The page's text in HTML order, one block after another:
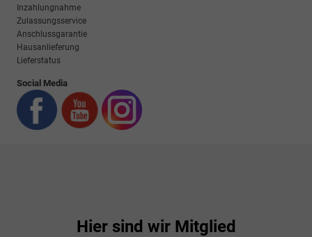
Inzahlungnahme
Zulassungsservice
Anschlussgarantie
Hausanlieferung
Lieferstatus
Social Media
Hier sind wir Mitglied